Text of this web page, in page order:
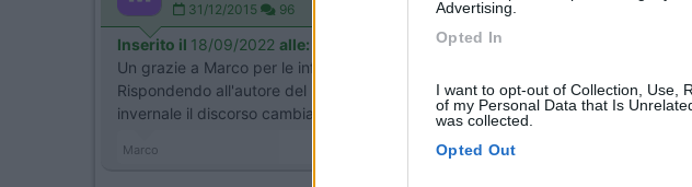
Advertising.
Opted In
I want to opt-out of Collection, Use,
of my Personal Data that Is
was collected.
Opted Out
31/12/2015 96
Inserito il 18/09/2022 alle:
Un grazie a Marco per le info.
Rispondendo all'autore del post : una batteria Agm più pannello 140 w. ed un
invernale il discorso cambia...
Marco